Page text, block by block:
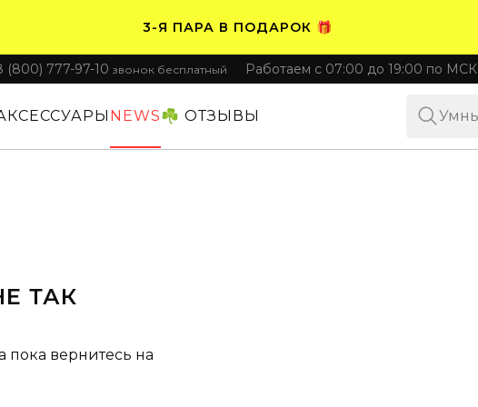
3-Я ПАРА В ПОДАРОК 🎁
ПЛАТИТЕ ЧАСТЯМИ. НОСИТЕ СРАЗУ 🛒
(800) 777-97-10 звонок бесплатный Работаем с 07:00 до 19:00 по МСК
NEWS☘️ ОТЗЫВЫ
ТАК
пока вернитесь на